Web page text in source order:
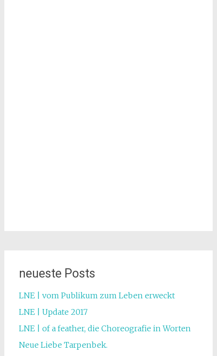
neueste Posts
LNE | vom Publikum zum Leben erweckt
LNE | Update 2017
LNE | of a feather, die Choreografie in Worten
Neue Liebe Tarpenbek.